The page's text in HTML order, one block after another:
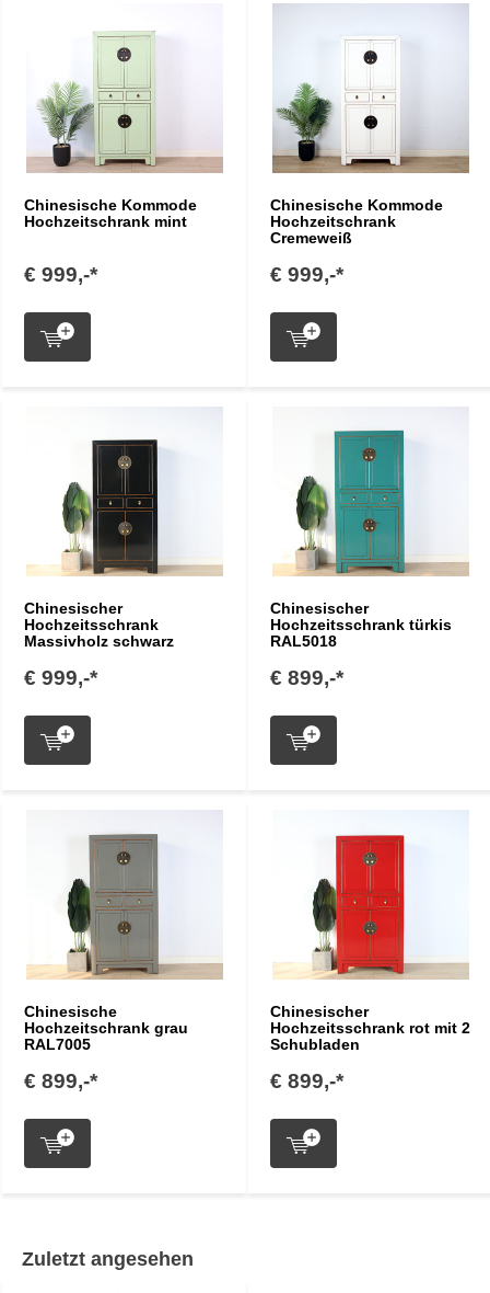
Chinesische Kommode
Hochzeitschrank mint
€ 999,-*
Chinesische Kommode
Hochzeitschrank
Cremeweiß
€ 999,-*
Chinesischer
Hochzeitsschrank
Massivholz schwarz
€ 999,-*
Chinesischer
Hochzeitsschrank türkis
RAL5018
€ 899,-*
Chinesische
Hochzeitschrank grau
RAL7005
€ 899,-*
Chinesischer
Hochzeitsschrank rot mit 2
Schubladen
€ 899,-*
Zuletzt angesehen